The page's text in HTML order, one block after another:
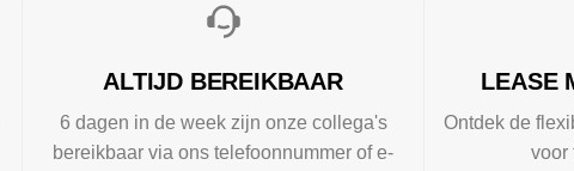
ALTIJD BEREIKBAAR
6 dagen in de week zijn onze collega's
bereikbaar via ons telefoonnummer of e-
LEASE
Ontdek de
voor